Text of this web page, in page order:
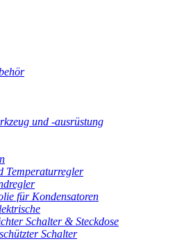
und -ausrüstung
Temperaturregler
für Kondensatoren
Schalter & Steckdose
Schalter